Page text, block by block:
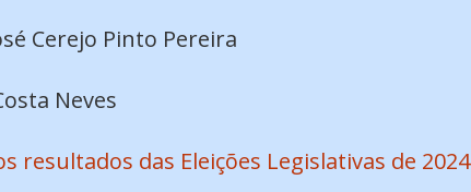
Cerejo Pinto Pereira
Neves
resultados das Eleições Legislativas de 2024